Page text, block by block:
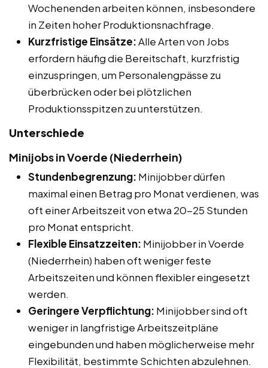
Wochenenden arbeiten können, insbesondere
in Zeiten hoher Produktionsnachfrage.
Kurzfristige Einsätze:Alle Arten von Jobs
erfordern häufig die Bereitschaft, kurzfristig
einzuspringen, um Personalengpässe zu
überbrücken oder bei plötzlichen
Produktionsspitzen zu unterstützen.
Unterschiede
Minijobs in Voerde (Niederrhein)
Stundenbegrenzung: Minijobber dürfen
maximal einen Betrag pro Monat verdienen, was
oft einer Arbeitszeit von etwa 20-25 Stunden
pro Monat entspricht.
Flexible Einsatzzeiten: Minijobber in Voerde
(Niederrhein) haben oft weniger feste
Arbeitszeiten und können flexibler eingesetzt
werden.
Geringere Verpflichtung: Minijobber sind oft
weniger in langfristige Arbeitszeitpläne
eingebunden und haben möglicherweise mehr
Flexibilität, bestimmte Schichten abzulehnen.